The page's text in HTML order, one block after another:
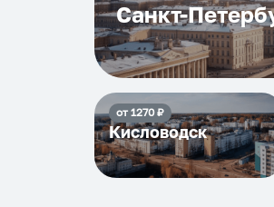
Санкт-
от 1270₽
Кисловодск